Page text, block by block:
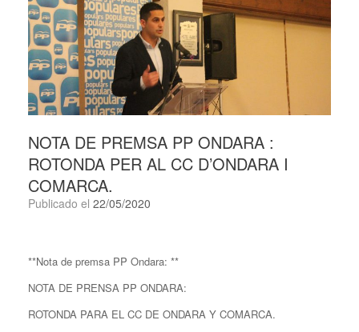
NOTA DE PREMSA PP ONDARA :
ROTONDA PER AL CC D’ONDARA I
COMARCA.
Publicado el 22/05/2020
**Nota de premsa PP Ondara: **
NOTA DE PRENSA PP ONDARA:
ROTONDA PARA EL CC DE ONDARA Y COMARCA.